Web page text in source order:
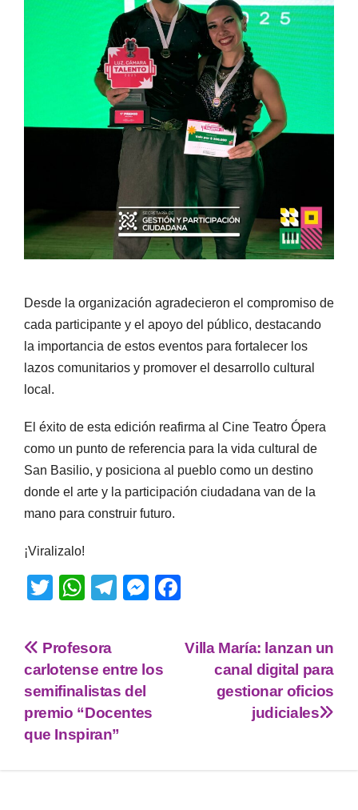
Desde la organización agradecieron el compromiso de
cada participante y el apoyo del público, destacando
la importancia de estos eventos para fortalecer los
lazos comunitarios y promover el desarrollo cultural
local.
El éxito de esta edición reafirma al Cine Teatro Ópera
como un punto de referencia para la vida cultural de
San Basilio, y posiciona al pueblo como un destino
donde el arte y la participación ciudadana van de la
mano para construir futuro.
¡Viralizalo!
T
tt
er
W
at
s
A
p
p
T
gr
a
m
M
e
g
c
Villa María: lanzan un
canal digital para
gestionar oficios
judiciales
Profesora
carlotense entre los
semifinalistas del
premio “Docentes
que Inspiran”